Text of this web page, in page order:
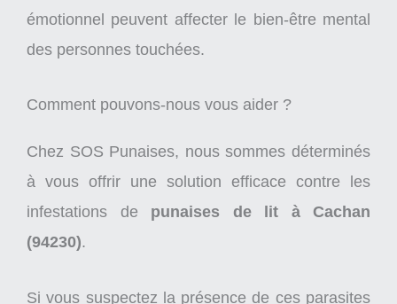
émotionnel peuvent affecter le bien-être mental
des personnes touchées.
Comment pouvons-nous vous aider ?
Chez SOS Punaises, nous sommes déterminés
à vous offrir une solution efficace contre les
infestations de punaises de lit à Cachan
(94230).
Si vous suspectez la présence de ces parasites